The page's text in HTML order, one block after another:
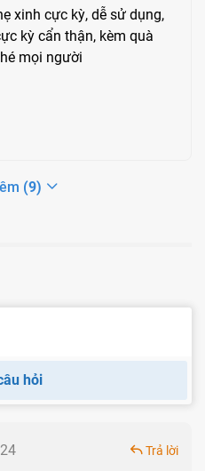
Hem 6232T
xinh cực kỳ, dễ sử dụng,
kỳ cẩn thận, kèm quà
mọi người
(9)
hỏi
Trả lời